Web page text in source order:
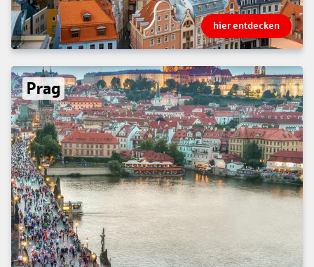
hier entdecken
Prag